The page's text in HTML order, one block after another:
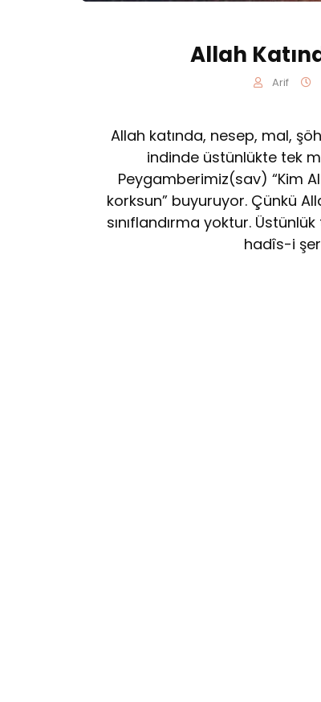
Allah
Arif
Allah katında, nesep, mal,
indinde üstünlükte tek
Peygamberimiz(sav) “Kim
korksun” buyuruyor. Çünkü
sınıflandırma yoktur.
hadîs-i